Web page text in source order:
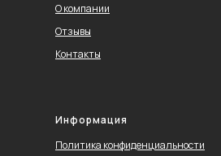
О компании
Отзывы
Контакты
Информация
Политика конфиденциальности